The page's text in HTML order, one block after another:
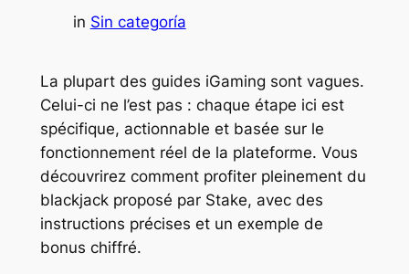
in Sin categoría
La plupart des guides iGaming sont vagues.
Celui-ci ne l’est pas : chaque étape ici est
spécifique, actionnable et basée sur le
fonctionnement réel de la plateforme. Vous
découvrirez comment profiter pleinement du
blackjack proposé par Stake, avec des
instructions précises et un exemple de
bonus chiffré.